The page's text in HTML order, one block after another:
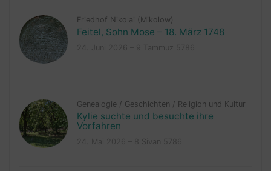
Friedhof Nikolai (Mikolow)
Feitel, Sohn Mose – 18. März 1748
Genealogie / Geschichten / Religion und Kultur
Kylie suchte und besuchte ihre
Vorfahren